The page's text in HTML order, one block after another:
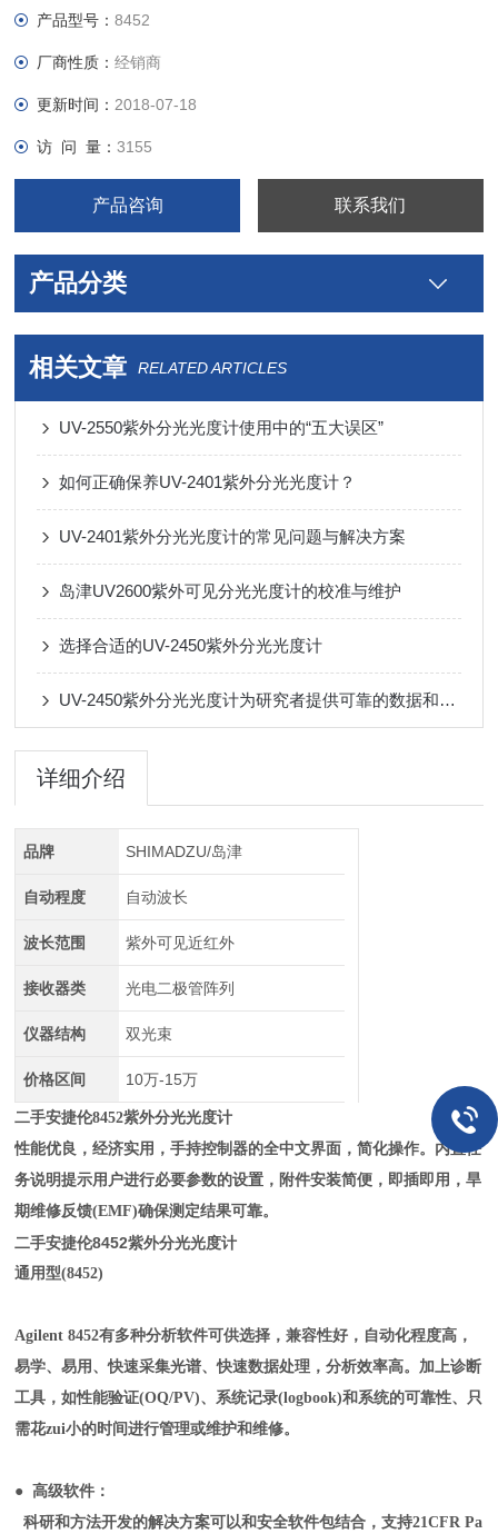
产品型号：8452
厂商性质：经销商
更新时间： 2018-07-18
访 问 量：3155
产品咨询 联系我们
产品分类
相关文章 RELATED ARTICLES
UV-2550紫外分光光度计使用中的“五大误区”
如何正确保养UV-2401紫外分光光度计？
UV-2401紫外分光光度计的常见问题与解决方案
岛津UV2600紫外可见分光光度计的校准与维护
选择合适的UV-2450紫外分光光度计
UV-2450紫外分光光度计为研究者提供可靠的数据和洞察力
详细介绍
品牌 SHIMADZU/岛津
自动程度 自动波长
波长范围 紫外可见近红外
接收器类 光电二极管阵列
仪器结构 双光束
价格区间 10万-15万
二手安捷伦8452紫外分光光度计
性能优良，经济实用，手持控制器的全中文界面，简化操作。内置任
务说明提示用户进行必要参数的设置，附件安装简便，即插即用，旱
期维修反馈(EMF)确保测定结果可靠。
二手安捷伦8452紫外分光光度计
通用型(8452)
Agilent 8452有多种分析软件可供选择，兼容性好，自动化程度高，
易学、易用、快速采集光谱、快速数据处理，分析效率高。加上诊断
工具，如性能验证(OQ/PV)、系统记录(logbook)和系统的可靠性、只
需花zui小的时间进行管理或维护和维修。
● 高级软件：
科研和方法开发的解决方案可以和安全软件包结合，支持21CFR Pa